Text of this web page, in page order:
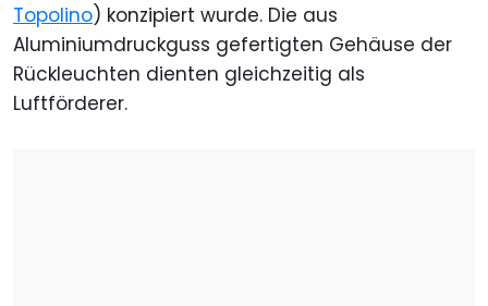
Topolino) konzipiert wurde. Die aus
Aluminiumdruckguss gefertigten Gehäuse der
Rückleuchten dienten gleichzeitig als
Luftförderer.